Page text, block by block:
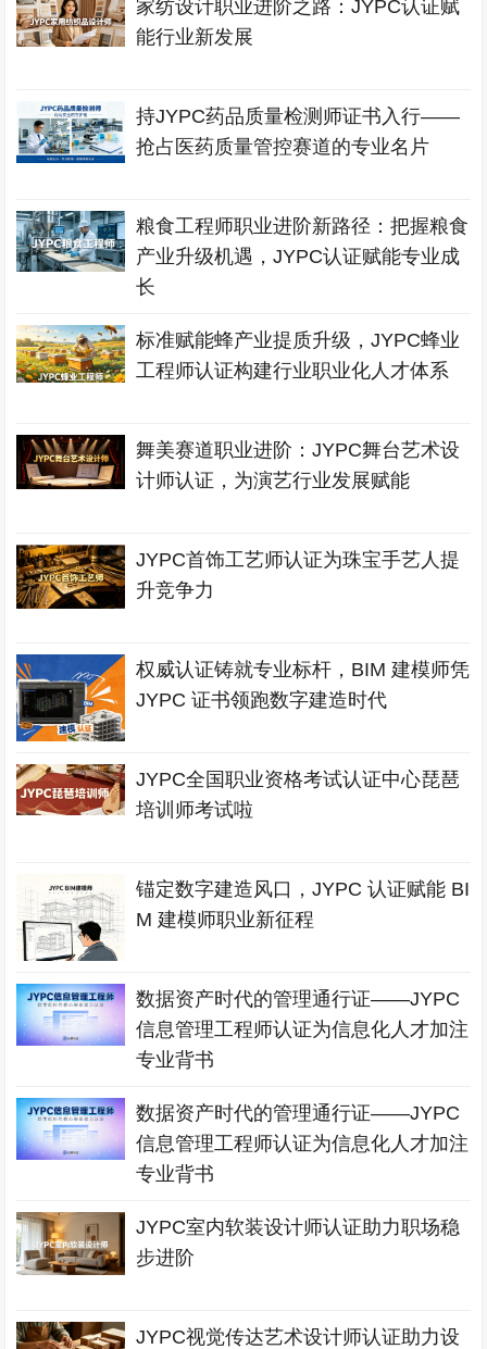
家纺设计职业进阶之路：JYPC认证赋
能行业新发展
持JYPC药品质量检测师证书入行——
抢占医药质量管控赛道的专业名片
粮食工程师职业进阶新路径：把握粮食
产业升级机遇，JYPC认证赋能专业成
长
标准赋能蜂产业提质升级，JYPC蜂业
工程师认证构建行业职业化人才体系
舞美赛道职业进阶：JYPC舞台艺术设
计师认证，为演艺行业发展赋能
JYPC首饰工艺师认证为珠宝手艺人提
升竞争力
权威认证铸就专业标杆，BIM 建模师凭
JYPC 证书领跑数字建造时代
JYPC全国职业资格考试认证中心琵琶
培训师考试啦
锚定数字建造风口，JYPC 认证赋能 BI
M 建模师职业新征程
数据资产时代的管理通行证——JYPC
信息管理工程师认证为信息化人才加注
专业背书
数据资产时代的管理通行证——JYPC
信息管理工程师认证为信息化人才加注
专业背书
JYPC室内软装设计师认证助力职场稳
步进阶
JYPC视觉传达艺术设计师认证助力设